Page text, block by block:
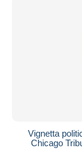
Vignetta
Chicago